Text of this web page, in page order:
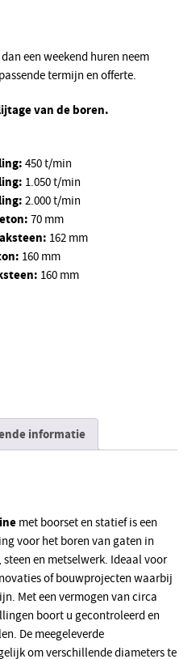
een weekend huren neem
termijn en offerte.
van de boren.
450 t/min
1.050 t/min
2.000 t/min
70 mm
162 mm
160 mm
160 mm
informatie
met boorset en statief is een
voor het boren van gaten in
en metselwerk. Ideaal voor
of bouwprojecten waarbij
Met een vermogen van circa
boort u gecontroleerd en
De meegeleverde
om verschillende diameters te